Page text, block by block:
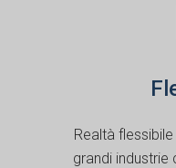
Realtà
grandi